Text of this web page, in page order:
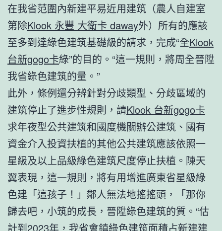
在我省范圍內新建平易近用建筑（農人自建室
第除Klook 永豐 大衛卡 daway外）所有的應該
至多到達綠色建筑基礎級的請求，完成“全Klook
台新gogo卡綠”的目的。“這一規則，將周全晉陞
我省綠色建筑的量。”
此外，條例還分辨針對分歧類型、分歧區域的
建筑停止了進步性規則，請Klook 台新gogo卡
求年夜型公共建筑和國度機關辦公建筑、國有
資金介入投資扶植的其他公共建筑應該依照一
星級及以上品級綠色建筑尺度停止扶植。陳天
翼表現，這一規則，將有用增進廣東省星級綠
色建「這孩子！」鄰人無法地搖搖頭，「那你
歸去吧，小筑的成長，晉陞綠色建筑的質。“估
計到2023年，我省會鎮綠色建筑面積占新建建